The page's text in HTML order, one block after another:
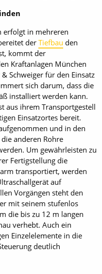
erfolgt in mehreren
der Tiefbau den
kommt der
Kraftanlagen München
Schweiger für den Einsatz
sich darum, dass die
installiert werden kann.
aus ihrem Transportgestell
Einsatzortes bereit.
und in den
anderen Rohre
Um gewährleisten zu
Fertigstellung die
transportiert, werden
auf
Vorgängen steht den
mit seinem stufenlos
die bis zu 12 m langen
verhebt. Auch ein
Einzelelemente in die
deutlich